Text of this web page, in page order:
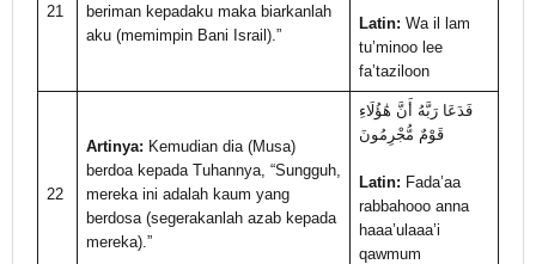
21
beriman kepadaku maka biarkanlah
aku (memimpin Bani Israil).”
Latin: Wa il lam
tu’minoo lee
fa’taziloon
22
Artinya: Kemudian dia (Musa)
berdoa kepada Tuhannya, “Sungguh,
mereka ini adalah kaum yang
berdosa (segerakanlah azab kepada
mereka).”
فَدَعَا رَبَّهُ أَنَّ هَٰؤُلَاءِ
قَوْمٌ مُّجْرِمُونَ
Latin: Fada’aa
rabbahooo anna
haaa’ulaaa’i
qawmum